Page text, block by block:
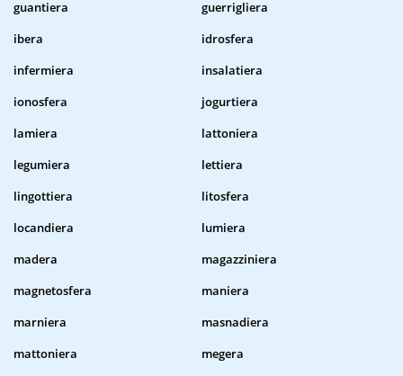
guantiera
guerrigliera
ibera
idrosfera
infermiera
insalatiera
ionosfera
jogurtiera
lamiera
lattoniera
legumiera
lettiera
lingottiera
litosfera
locandiera
lumiera
madera
magazziniera
magnetosfera
maniera
marniera
masnadiera
mattoniera
megera